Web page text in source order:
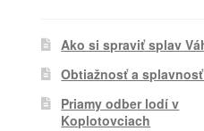
Ako si spraviť splav
Obtiažnosť a
Priamy odber lodí v
Koplotovciach